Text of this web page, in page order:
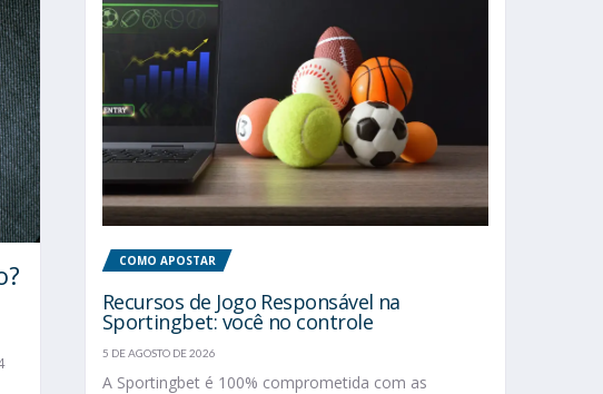
COMO APOSTAR
Recursos de Jogo Responsável na
Sportingbet: você no controle
5 DE AGOSTO DE 2026
A Sportingbet é 100% comprometida com as